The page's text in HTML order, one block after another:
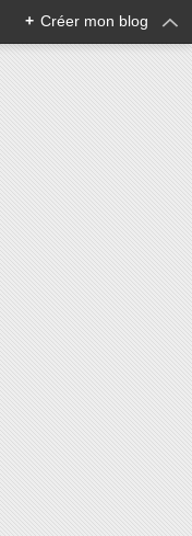
+ Créer mon blog